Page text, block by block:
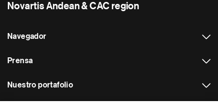
Novartis Andean & CAC region
Navegador
Prensa
Nuestro portafolio